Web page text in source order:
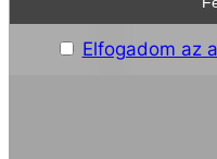
Elfogadom az